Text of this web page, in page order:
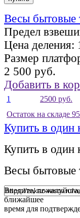
Весы бытовые
Предел
Цена деления:
Размер
2 500 руб.
Добавить в
1
2500 руб.
Остаток на складе
Купить в один
Купить в один
Весы бытовые
Введите,
ближайшее
время для